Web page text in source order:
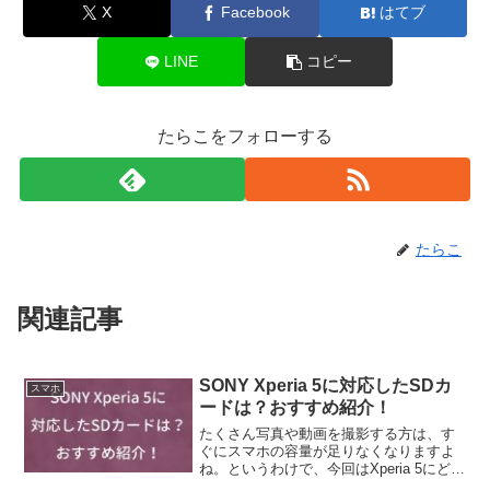
X Facebook はてブ
LINE コピー
たらこをフォローする
たらこ
関連記事
スマホ
SONY Xperia 5に対応したSDカ
ードは？おすすめ紹介！
たくさん写真や動画を撮影する方は、す
ぐにスマホの容量が足りなくなりますよ
ね。というわけで、今回はXperia 5にどん